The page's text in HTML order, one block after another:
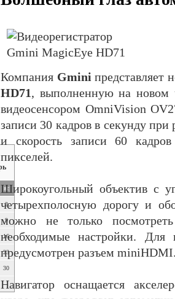
вс
2
9
16
23
30
Компания Gminiпредставляет
HD71, выполненную на
видеосенсором OmniVision
записи 30 кадров в секунду
и скорость записи 60
пикселей.
Широкоугольный объектив с
четырехполосную дорогу и
можно не только
необходимые настройки. Для
предусмотрен разъем
Навигатор оснащается